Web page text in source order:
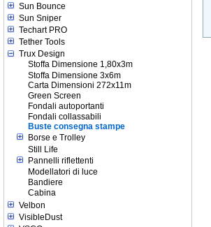
Sun Bounce
Sun Sniper
Techart PRO
Tether Tools
Trux Design
Stoffa Dimensione 1,80x3m
Stoffa Dimensione 3x6m
Carta Dimensioni 272x11m
Green Screen
Fondali autoportanti
Fondali collassabili
Buste consegna stampe
Borse e Trolley
Still Life
Pannelli riflettenti
Modellatori di luce
Bandiere
Cabina
Velbon
VisibleDust